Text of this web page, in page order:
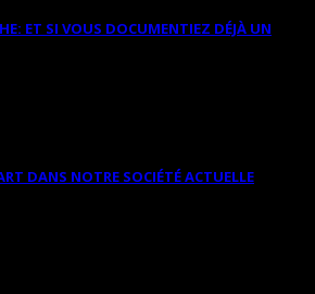
ET SI VOUS DOCUMENTIEZ DÉJÀ UN
DANS NOTRE SOCIÉTÉ ACTUELLE